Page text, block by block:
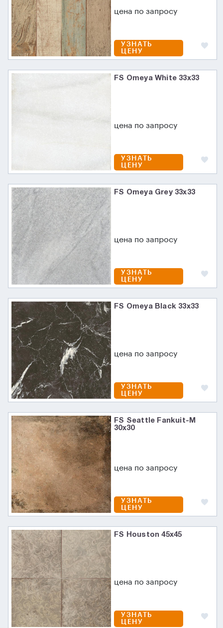
цена по запросу
УЗНАТЬ
ЦЕНУ
FS Omeya White 33x33
цена по запросу
УЗНАТЬ
ЦЕНУ
FS Omeya Grey 33x33
цена по запросу
УЗНАТЬ
ЦЕНУ
FS Omeya Black 33x33
цена по запросу
УЗНАТЬ
ЦЕНУ
FS Seattle Fankuit-M
30x30
цена по запросу
УЗНАТЬ
ЦЕНУ
FS Houston 45x45
цена по запросу
УЗНАТЬ
ЦЕНУ